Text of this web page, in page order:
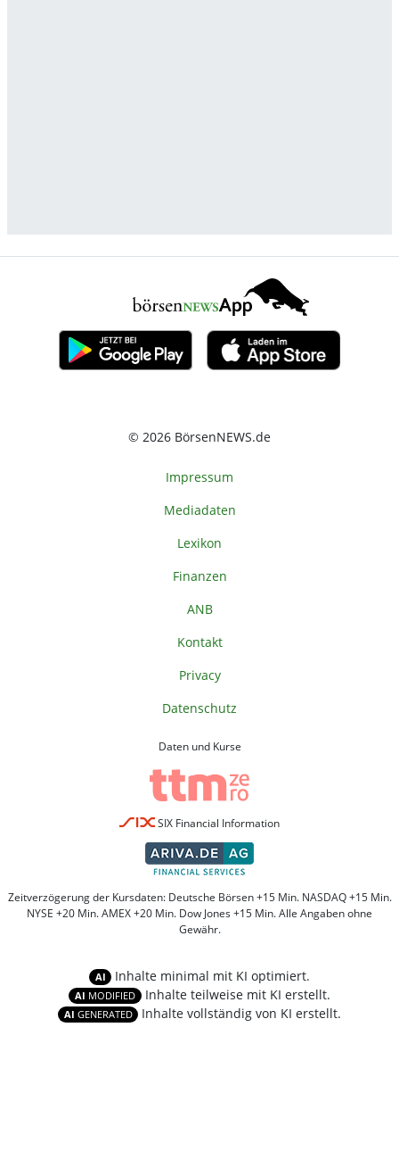
© 2026 BörsenNEWS.de
Impressum
Mediadaten
Lexikon
Finanzen
ANB
Kontakt
Privacy
Datenschutz
Daten und Kurse
SIX Financial Information
Zeitverzögerung der Kursdaten: Deutsche Börsen +15 Min. NASDAQ +15 Min.
NYSE +20 Min. AMEX +20 Min. Dow Jones +15 Min. Alle Angaben ohne
Gewähr.
AI Inhalte minimal mit KI optimiert.
AI MODIFIED Inhalte teilweise mit KI erstellt.
AI GENERATED Inhalte vollständig von KI erstellt.